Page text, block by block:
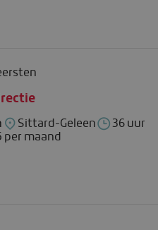
Locatie: Sittard-Geleen
Sittard-GeleenUren per
36 uur
4.065 per maand
per maand